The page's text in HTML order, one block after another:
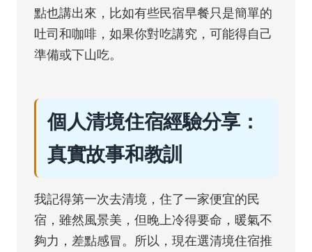
點也講出來，比如有些民宿早餐只是簡單的
吐司和咖啡，如果你對吃講究，可能得自己
準備或下山吃。
個人清境住宿經驗分享：
真實故事和教訓
我記得第一次去清境，住了一家便宜的民
宿，雖然風景美，但晚上冷得要命，暖氣不
夠力，差點感冒。所以，現在選清境住宿推